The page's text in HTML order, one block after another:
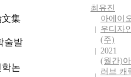
文集
술발
논
최유진
아에이
우디자
(주)
2021
(월간)
러브 캐